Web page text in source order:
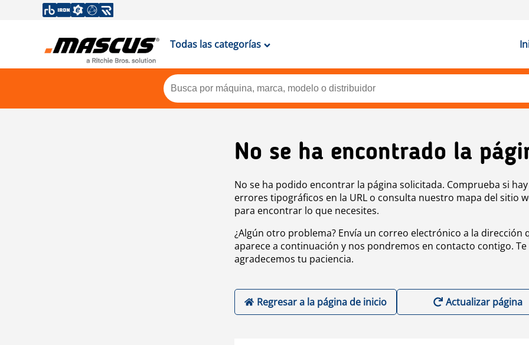
Todas las categorías
No se ha encontrado la
No se ha podido encontrar la página solicitada. Comprueba si hay
errores tipográficos en la URL o consulta nuestro mapa del sitio
para encontrar lo que necesites.
¿Algún otro problema? Envía un correo electrónico a la dirección
aparece a continuación y nos pondremos en contacto contigo. Te
agradecemos tu paciencia.
Regresar a la página de inicio Actualizar página